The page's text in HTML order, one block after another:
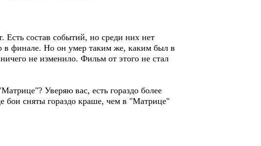
состав событий, но среди них нет
в финале. Но он умер таким же, каким был в
не изменило. Фильм от этого не стал
Уверяю вас, есть гораздо более
бои сняты гораздо краше, чем в "Матрице"